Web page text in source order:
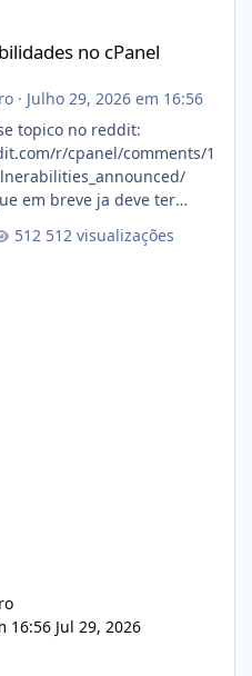
no cPanel
· Julho 29, 2026 em 16:56
topico no reddit:
r/cpanel/comments/1
em breve ja deve ter
512 visualizações
16:56 Jul 29, 2026